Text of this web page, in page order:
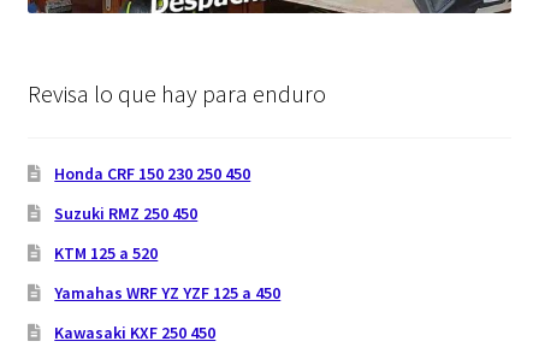
Revisa lo que hay para enduro
Honda CRF 150 230 250 450
Suzuki RMZ 250 450
KTM 125 a 520
Yamahas WRF YZ YZF 125 a 450
Kawasaki KXF 250 450